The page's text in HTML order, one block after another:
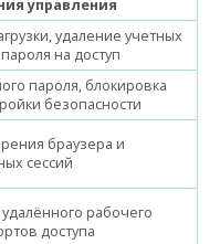
управления
удаление учетных
на доступ
пароля, блокировка
безопасности
браузера и
сессий
рабочего
доступа